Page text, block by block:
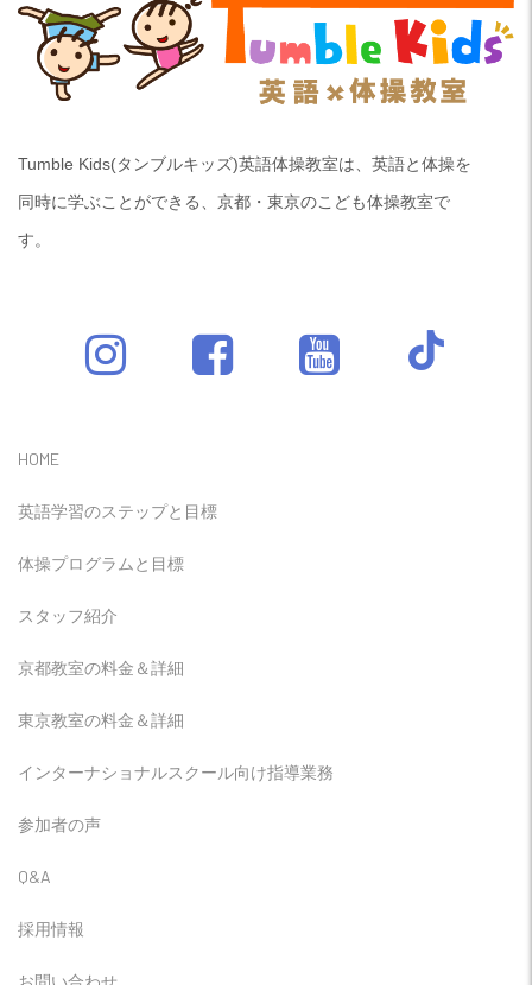
Tumble Kids(タンブルキッズ)英語体操教室は、英語と体操を
同時に学ぶことができる、京都・東京のこども体操教室で
す。
HOME
英語学習のステップと目標
体操プログラムと目標
スタッフ紹介
京都教室の料金＆詳細
東京教室の料金＆詳細
インターナショナルスクール向け指導業務
参加者の声
Q&A
採用情報
お問い合わせ